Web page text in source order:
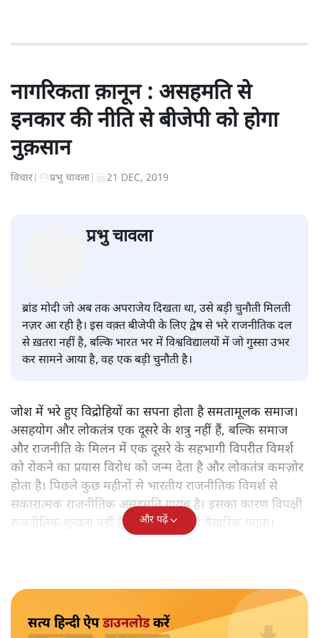
नागरिकता क़ानून : असहमति से
इनकार की नीति से बीजेपी को होगा
नुक़सान
विचार प्रभु चावला 21 DEC, 2019
प्रभु चावला
ब्रांड मोदी जो अब तक अपराजेय दिखता था, उसे बड़ी चुनौती मिलती
नज़र आ रही है। इस वक़्त बीजेपी के लिए द्वेष से भरे राजनीतिक दल
से ख़तरा नहीं है, बल्कि भारत भर में विश्वविद्यालयों में जो गुस्सा उभर
कर सामने आया है, वह एक बड़ी चुनौती है।
जोश में भरे हुए विद्रोहियों का सपना होता है समतामूलक समाज।
असहयोग और लोकतंत्र एक दूसरे के शत्रु नहीं हैं, बल्कि समाज